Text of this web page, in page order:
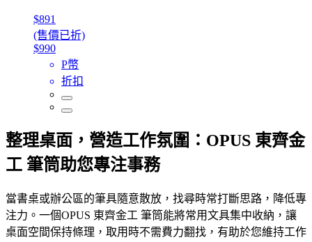
$891
(售價已折)
$990
P幣
折扣
整理桌面，營造工作氛圍：OPUS 東齊金
工 筆筒助您專注事務
當書桌或辦公區的筆具隨意散放，找尋時常打斷思路，降低專
注力。一個OPUS 東齊金工 筆筒能將常用文具集中收納，讓
桌面空間保持條理，取用時不需費力翻找，有助於您維持工作